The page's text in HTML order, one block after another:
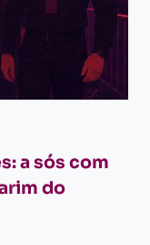
a sós com
do